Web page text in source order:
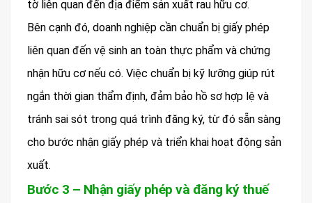
tờ liên quan đến địa điểm sản xuất rau hữu cơ.
Bên cạnh đó, doanh nghiệp cần chuẩn bị giấy phép
liên quan đến vệ sinh an toàn thực phẩm và chứng
nhận hữu cơ nếu có. Việc chuẩn bị kỹ lưỡng giúp rút
ngắn thời gian thẩm định, đảm bảo hồ sơ hợp lệ và
tránh sai sót trong quá trình đăng ký, từ đó sẵn sàng
cho bước nhận giấy phép và triển khai hoạt động sản
xuất.
Bước 3 – Nhận giấy phép và đăng ký thuế